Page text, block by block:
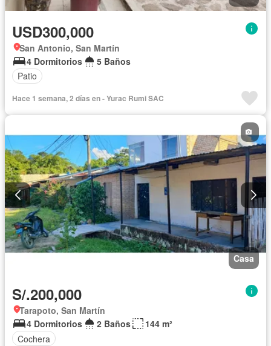
USD300,000
San Antonio, San Martín
4 Dormitorios
5 Baños
Patio
Hace 1 semana, 2 días en - Yurac Rumi SAC
Casa
S/.200,000
Tarapoto, San Martín
4 Dormitorios
2 Baños
144 m²
Cochera